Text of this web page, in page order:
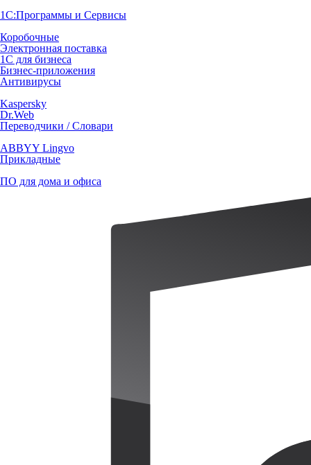
1С:Программы и Сервисы
Коробочные
Электронная поставка
1С для бизнеса
Бизнес-приложения
Антивирусы
Kaspersky
Dr.Web
Переводчики / Словари
ABBYY Lingvo
Прикладные
ПО для дома и офиса